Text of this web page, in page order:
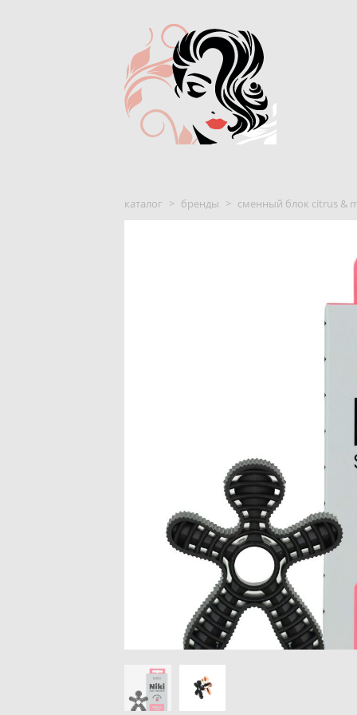
каталог > бренды > сменный блок citrus &